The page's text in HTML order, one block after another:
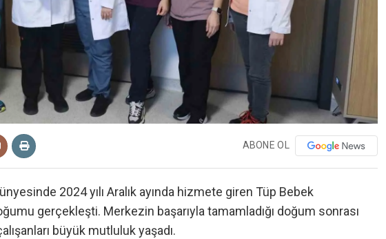
ABONE OL
2024 yılı Aralık ayında hizmete giren Tüp Bebek
gerçekleşti. Merkezin başarıyla tamamladığı doğum sonrası
büyük mutluluk yaşadı.